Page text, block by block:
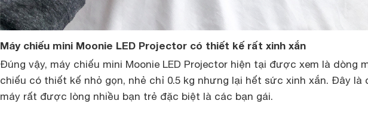
Máy chiếu mini Moonie LED Projector có thiết kế rất xinh xắn
Đúng vậy, máy chiếu mini Moonie LED Projector hiện tại được xem là dòng
chiếu có thiết kế nhỏ gọn, nhẻ chỉ 0.5 kg nhưng lại hết sức xinh xắn. Đây là
máy rất được lòng nhiều bạn trẻ đặc biệt là các bạn gái.